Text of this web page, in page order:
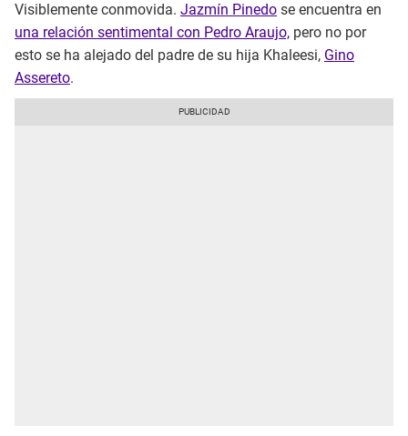
Visiblemente conmovida. Jazmín Pinedo se encuentra en
una relación sentimental con Pedro Araujo, pero no por
esto se ha alejado del padre de su hija Khaleesi, Gino
Assereto.